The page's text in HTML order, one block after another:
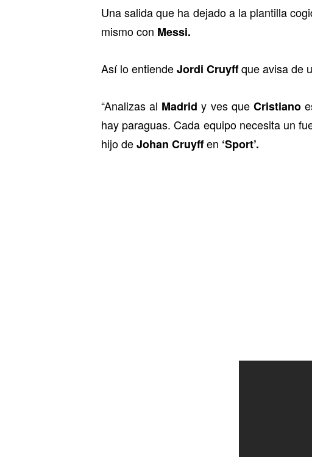
Una salida que ha dejado a la plantilla
mismo con Messi.
Así lo entiendeJordi Cruyffque avisa de
“Analizas al Madrid y ves que Cristiano
hay paraguas. Cada equipo necesita un
hijo deJohan Cruyffen ‘Sport’.